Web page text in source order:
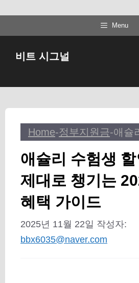
텐
뛰
Menu
비트 시그널
Home-정부지원금-
애슐리 수험생
제대로 챙기는
혜택 가이드
2025년 11월 22일 작성자:
bbx6035@naver.com